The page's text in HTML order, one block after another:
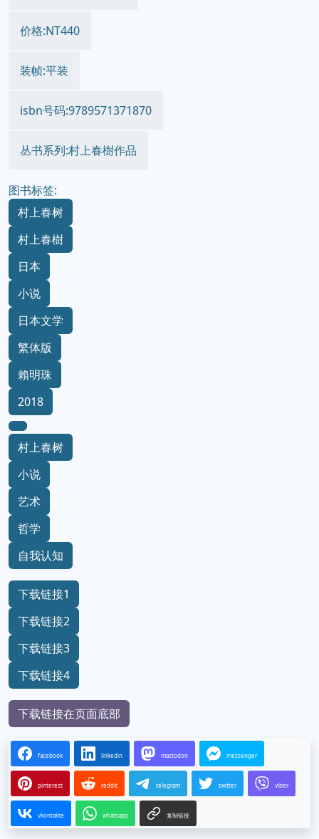
价格:NT440
装帧:平装
isbn号码:9789571371870
丛书系列:村上春樹作品
图书标签:
村上春树
村上春樹
日本
小说
日本文学
繁体版
賴明珠
2018
村上春树
小说
艺术
哲学
自我认知
下载链接1
下载链接2
下载链接3
下载链接4
下载链接在页面底部
facebook linkedin mastodon messenger
pinterest reddit telegram twitter viber
vkontakte whatsapp 复制链接